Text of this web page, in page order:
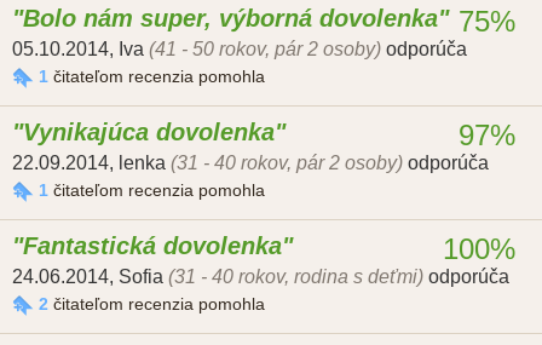
Bolo nám super, výborná dovolenka
05.10.2014, Iva (41 - 50 rokov, pár 2 osoby) odporúča
1 čitateľom recenzia pomohla
75%
Vynikajúca dovolenka
22.09.2014, lenka (31 - 40 rokov, pár 2 osoby) odporúča
1 čitateľom recenzia pomohla
97%
Fantastická dovolenka
24.06.2014, Sofia (31 - 40 rokov, rodina s deťmi) odporúča
2 čitateľom recenzia pomohla
100%